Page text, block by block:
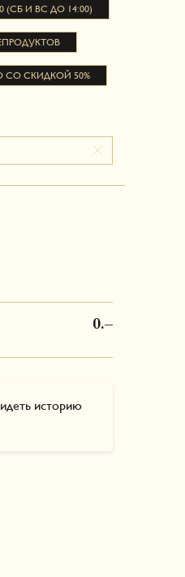
(СБ И ВС ДО 14:00)
СО СКИДКОЙ 50%
0.–
историю